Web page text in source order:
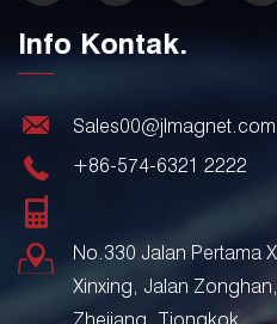
Info Kontak.
Sales00@jlmagnet.com
+86-574-6321 2222
No.330 Jalan Pertama
Xinxing, Jalan